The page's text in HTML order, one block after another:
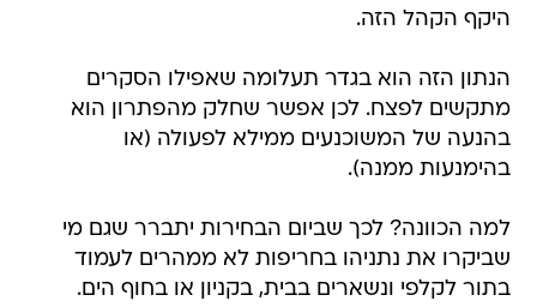
היקף הקהל הזה.
הנתון הזה הוא בגדר תעלומה שאפילו הסקרים
מתקשים לפצח. לכן אפשר שחלק מהפתרון הוא
בהנעה של המשוכנעים ממילא לפעולה (או
בהימנעות ממנה).
למה הכוונה? לכך שביום הבחירות יתברר שגם מי
שביקרו את נתניהו בחריפות לא ממהרים לעמוד
בתור לקלפי ונשארים בבית, בקניון או בחוף הים.